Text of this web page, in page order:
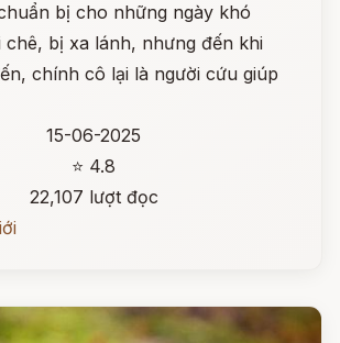
bị cho những ngày khó
chê, bị xa lánh, nhưng đến khi
chính cô lại là người cứu giúp
15-06-2025
⭐ 4.8
22,107 lượt đọc